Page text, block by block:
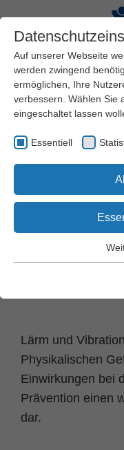
Startseite
Themen
Lärm
Lärm
Lärm und
Physikalischen
Einwirkungen bei
Prävention einen
dar.
Auf unserer Webseite
werden zwingend
ermöglichen, Ihre
verbessern. Wählen Sie
eingeschaltet lassen
Essentiell
Essentielle Cookies
Webseite einwandfrei
Anbieter
Laufzeit
Statistik und